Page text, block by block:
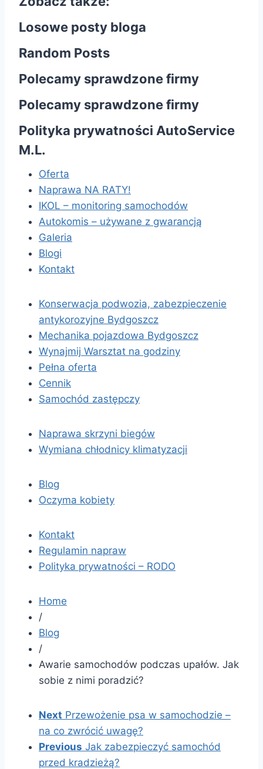
Losowe posty bloga
Random Posts
Polecamy sprawdzone firmy
Polecamy sprawdzone firmy
Polityka prywatności AutoService
M.L.
Oferta
Naprawa NA RATY!
IKOL – monitoring samochodów
Autokomis – używane z gwarancją
Galeria
Blogi
Kontakt
Konserwacja podwozia, zabezpieczenie
antykorozyjne Bydgoszcz
Mechanika pojazdowa Bydgoszcz
Wynajmij Warsztat na godziny
Pełna oferta
Cennik
Samochód zastępczy
Naprawa skrzyni biegów
Wymiana chłodnicy klimatyzacji
Blog
Oczyma kobiety
Kontakt
Regulamin napraw
Polityka prywatności – RODO
Home
/
Blog
/
Awarie samochodów podczas upałów. Jak
sobie z nimi poradzić?
Next Przewożenie psa w samochodzie –
na co zwrócić uwagę?
Previous Jak zabezpieczyć samochód
przed kradzieżą?